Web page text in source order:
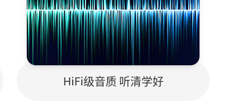
HiFi级音质 听清学好